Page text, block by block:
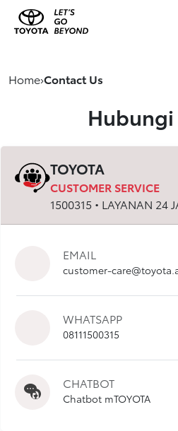
Home›Contact Us
Hubungi
TOYOTA
CUSTOMER SERVICE
1500315 • LAYANAN 24
EMAIL
customer-
WHATSAPP
08111500315
CHATBOT
Chatbot mTOYOTA